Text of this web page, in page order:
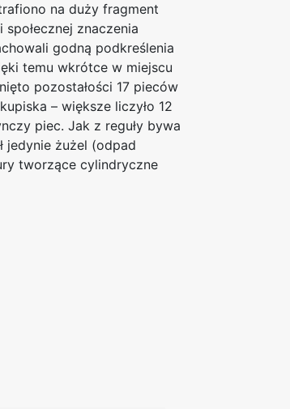
na duży fragment
znaczenia
godną podkreślenia
temu wkrótce w miejscu
pozostałości 17 pieców
– większe liczyło 12
piec. Jak z reguły bywa
jedynie żużel (odpad
tworzące cylindryczne